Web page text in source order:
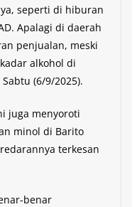
seperti di hiburan
Apalagi di daerah
penjualan, meski
alkohol di
(6/9/2025).
juga menyoroti
minol di Barito
terkesan
benar